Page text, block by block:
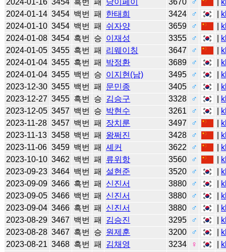
2024-01-14 3454 백번 패 한태희 3424 ♂
2024-01-10 3454 백번 패 쉬자양 3659 ♂
2024-01-08 3454 흑번 승 이재성 3355 ♂
2024-01-05 3455 흑번 패 리웨이칭 3647 ♂
2024-01-04 3455 흑번 패 박정환 3689 ♂
2024-01-04 3455 백번 승 이지현(남) 3495 ♂
2023-12-30 3455 백번 패 문민종 3405 ♂
2023-12-27 3455 흑번 승 김승구 3328 ♂
2023-12-05 3457 백번 승 박현수 3261 ♂
2023-11-28 3457 백번 패 장치룬 3497 ♂
2023-11-13 3458 백번 패 왕쩌진 3428 ♂
2023-11-06 3459 백번 패 셰커 3622 ♂
2023-10-10 3462 백번 패 류위항 3560 ♂
2023-09-23 3464 백번 패 설현준 3520 ♂
2023-09-09 3466 흑번 패 신진서 3880 ♂
2023-09-05 3466 백번 패 신진서 3880 ♂
2023-09-04 3466 흑번 패 신진서 3880 ♂
2023-08-29 3467 백번 패 김승진 3295 ♂
2023-08-28 3467 흑번 승 원제훈 3200 ♂
2023-08-21 3468 흑번 패 김채영 3234 ♀